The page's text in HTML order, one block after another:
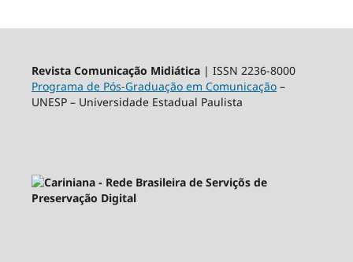
Revista Comunicação Midiática| ISSN 2236-8000
Programa de Pós-Graduação em Comunicação–
UNESP – Universidade Estadual Paulista